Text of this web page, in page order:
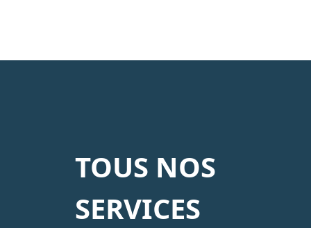
TOUS NOS
SERVICES